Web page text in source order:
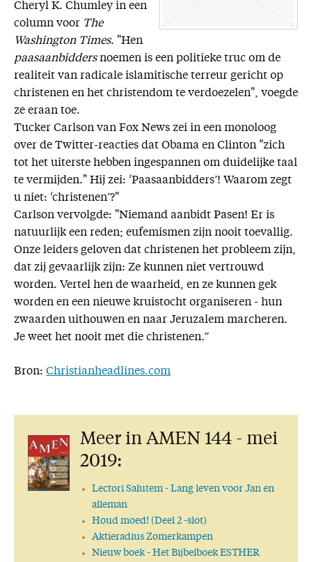
Cheryl K. Chumley in een
column voor The
Washington Times. "Hen
paasaanbiddersnoemen is een politieke truc om de
realiteit van radicale islamitische terreur gericht op
christenen en het christendom te verdoezelen", voegde
ze eraan toe.
Tucker Carlson van Fox News zei in een monoloog
over de Twitter-reacties dat Obama en Clinton "zich
tot het uiterste hebben ingespannen om duidelijke taal
te vermijden." Hij zei: ‘Paasaanbidders’! Waarom zegt
u niet: ‘christenen’?"
Carlson vervolgde: "Niemand aanbidt Pasen! Er is
natuurlijk een reden; eufemismen zijn nooit toevallig.
Onze leiders geloven dat christenen het probleem zijn,
dat zij gevaarlijk zijn: Ze kunnen niet vertrouwd
worden. Vertel hen de waarheid, en ze kunnen gek
worden en een nieuwe kruistocht organiseren - hun
zwaarden uithouwen en naar Jeruzalem marcheren.
Je weet het nooit met die christenen.”
Bron: Christianheadlines.com
Meer in AMEN 144 - mei
2019:
Lectori Salutem- Lang leven voor Jan en
alleman
Houd moed! (Deel 2 -slot)
Aktieradius Zomerkampen
Nieuw boek- Het Bijbelboek ESTHER